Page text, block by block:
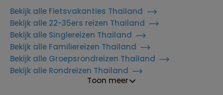
Bekijk alle Fietsvakanties Thailand
Bekijk alle 22-35ers reizen Thailand
Bekijk alle Singlereizen Thailand
Bekijk alle Familiereizen Thailand
Bekijk alle Groepsrondreizen Thailand
Bekijk alle Rondreizen Thailand
Toon meer